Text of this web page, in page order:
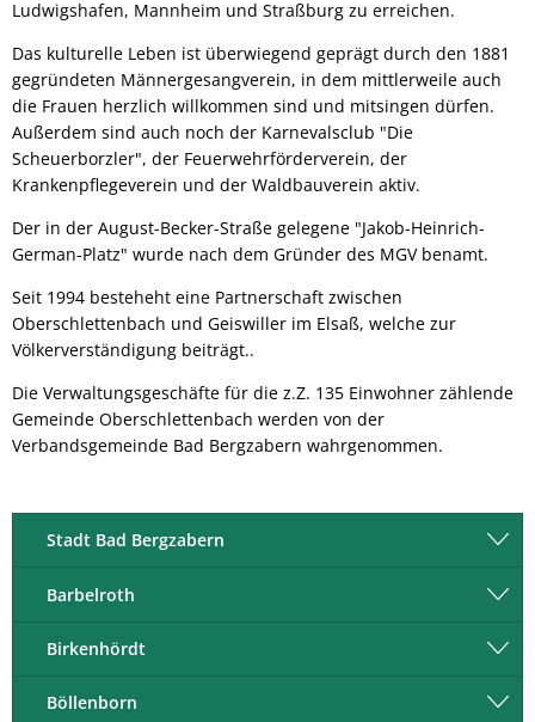
Ludwigshafen, Mannheim und Straßburg zu erreichen.
Das kulturelle Leben ist überwiegend geprägt durch den 1881
gegründeten Männergesangverein, in dem mittlerweile auch
die Frauen herzlich willkommen sind und mitsingen dürfen.
Außerdem sind auch noch der Karnevalsclub "Die
Scheuerborzler", der Feuerwehrförderverein, der
Krankenpflegeverein und der Waldbauverein aktiv.
Der in der August-Becker-Straße gelegene "Jakob-Heinrich-
German-Platz" wurde nach dem Gründer des MGV benamt.
Seit 1994 besteheht eine Partnerschaft zwischen
Oberschlettenbach und Geiswiller im Elsaß, welche zur
Völkerverständigung beiträgt..
Die Verwaltungsgeschäfte für die z.Z. 135 Einwohner zählende
Gemeinde Oberschlettenbach werden von der
Verbandsgemeinde Bad Bergzabern wahrgenommen.
Stadt Bad Bergzabern
Barbelroth
Birkenhördt
Böllenborn